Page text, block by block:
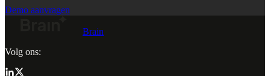
Demo aanvragen
Brain
Volg ons: